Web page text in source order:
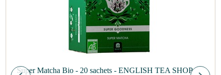
Super Matcha Bio - 20 sachets - ENGLISH TEA SHOP